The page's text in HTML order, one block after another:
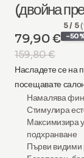
(двойна
5 / 5
159,80 €
79,90 € -
Насладете се на
посещавате
Намалява
Стимулира
Максимизира
подхранване
Първи видими